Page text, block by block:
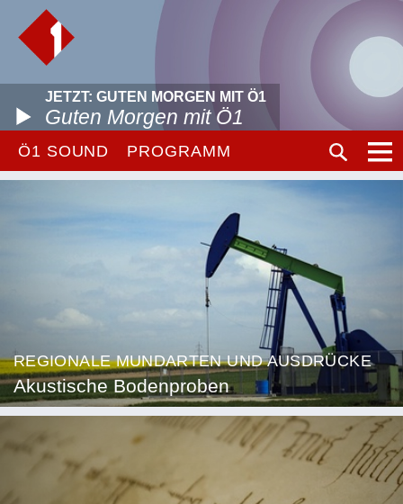
JETZT: GUTEN MORGEN MIT Ö1
Guten Morgen mit Ö1
Ö1 SOUND PROGRAMM
REGIONALE MUNDARTEN UND AUSDRÜCKE
Akustische Bodenproben